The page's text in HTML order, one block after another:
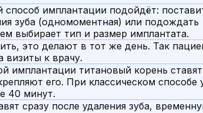
способ имплантации подойдёт:
зуба (одномоментная) или подождать
выбирает тип и размер имплантата.
это делают в тот же день. Так
визиты к врачу.
имплантации титановый корень ставят
его. При классическом способе
40 минут.
сразу после удаления зуба,